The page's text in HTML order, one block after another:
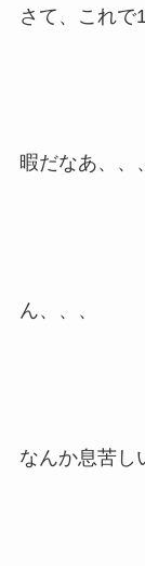
さて、これで
暇だなあ、、、
ん、、、
なんか息苦し